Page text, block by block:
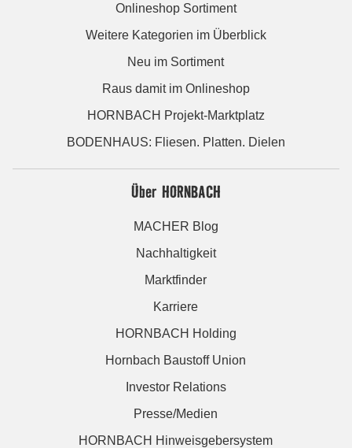
Onlineshop Sortiment
Weitere Kategorien im Überblick
Neu im Sortiment
Raus damit im Onlineshop
HORNBACH Projekt-Marktplatz
BODENHAUS: Fliesen. Platten. Dielen
Über HORNBACH
MACHER Blog
Nachhaltigkeit
Marktfinder
Karriere
HORNBACH Holding
Hornbach Baustoff Union
Investor Relations
Presse/Medien
HORNBACH Hinweisgebersystem